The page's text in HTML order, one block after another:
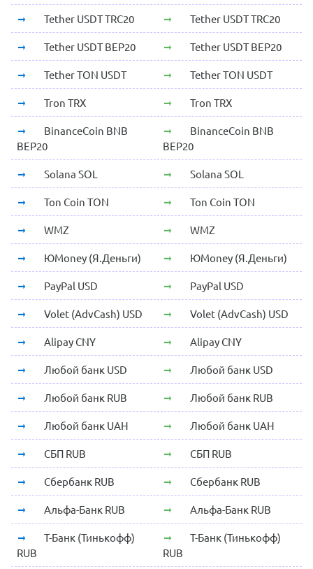
Tether USDT TRC20 Tether USDT TRC20
Tether USDT BEP20 Tether USDT BEP20
Tether TON USDT Tether TON USDT
Tron TRX Tron TRX
BinanceCoin BNB
BEP20
BinanceCoin BNB
BEP20
Solana SOL Solana SOL
Ton Coin TON Ton Coin TON
WMZ WMZ
ЮMoney (Я.Деньги) ЮMoney (Я.Деньги)
PayPal USD PayPal USD
Volet (AdvCash) USD Volet (AdvCash) USD
Alipay CNY Alipay CNY
Любой банк USD Любой банк USD
Любой банк RUB Любой банк RUB
Любой банк UAH Любой банк UAH
СБП RUB СБП RUB
Сбербанк RUB Сбербанк RUB
Альфа-Банк RUB Альфа-Банк RUB
Т-Банк (Тинькофф)
RUB
Т-Банк (Тинькофф)
RUB